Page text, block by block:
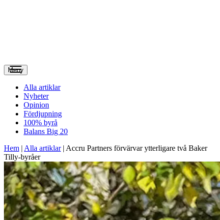
Meny
Alla artiklar
Nyheter
Opinion
Fördjupning
100% byrå
Balans Big 20
Hem | Alla artiklar| Accru Partners förvärvar ytterligare två Baker
Tilly-byråer